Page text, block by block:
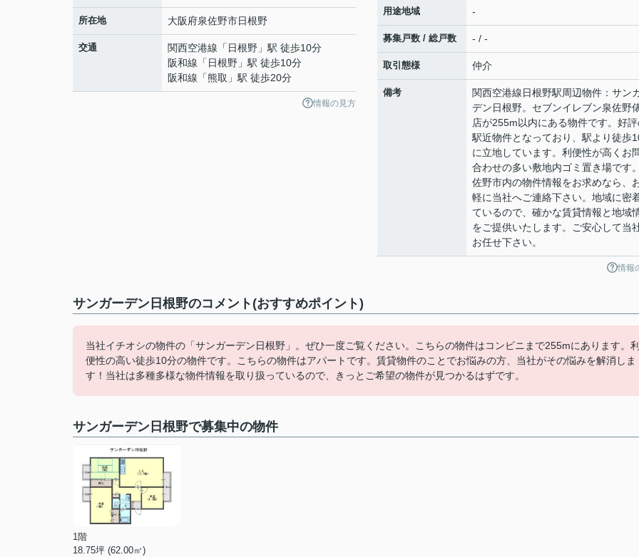
所在地 大阪府泉佐野市日根野
交通 関西空港線 「 日根野 」駅 徒歩10分
阪和線 「 日根野 」駅 徒歩10分
阪和線 「熊取 」駅 徒歩20分
情報の見方
用途地域 -
募集戸数 / 総戸数 - / -
取引態様 仲介
備考
関西空港線日根野駅周辺物件：サン
デン日根野。セブンイレブン泉佐野
店が255m以内にある物件です。好
駅近物件となっており、駅より徒歩
に立地しています。利便性が高くお
合わせの多い敷地内ゴミ置き場です
佐野市内の物件情報をお求めなら、
軽に当社へご連絡下さい。地域に密
ているので、確かな賃貸情報と地域
をご提供いたします。ご安心して当
お任せ下さい。
情報
サンガーデン日根野のコメント(おすすめポイント)
当社イチオシの物件の「サンガーデン日根野」。ぜひ一度ご覧ください。こちらの物件はコンビニまで255mにあります。利
便性の高い徒歩10分の物件です。こちらの物件はアパートです。賃貸物件のことでお悩みの方、当社がその悩みを解消しま
す！当社は多種多様な物件情報を取り扱っているので、きっとご希望の物件が見つかるはずです。
サンガーデン日根野で募集中の物件
1階
18.75坪 (62.00㎡)